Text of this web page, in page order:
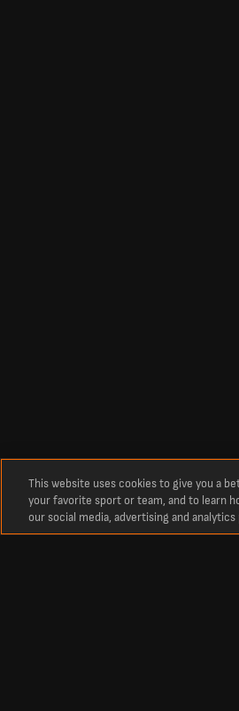
This website uses cookies to give you a
your favorite sport or team, and to learn
our social media, advertising and analytics